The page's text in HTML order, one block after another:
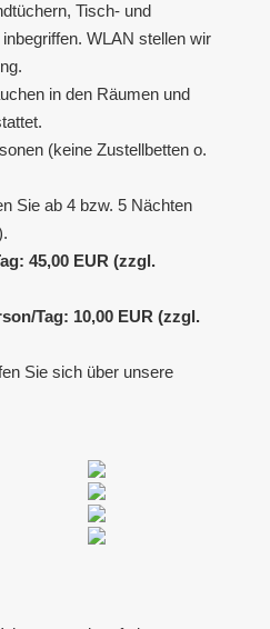
Tisch- und
WLAN stellen wir
in den Räumen und
(keine Zustellbetten o.
Sie ab 4 bzw. 5 Nächten
45,00 EUR (zzgl.
Tag: 10,00 EUR (zzgl.
Sie sich über unsere